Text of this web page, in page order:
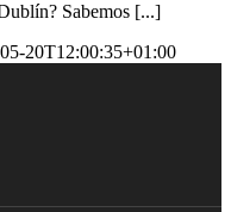
Sabemos [...]
20T12:00:35+01:00